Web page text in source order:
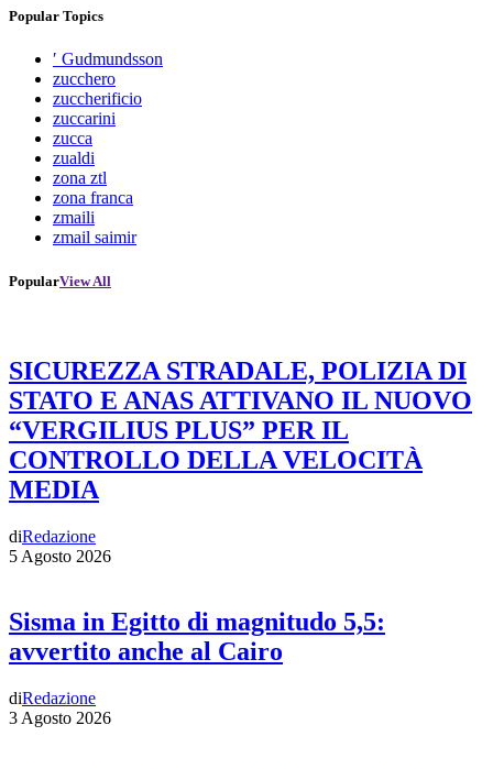
Popular Topics
′ Gudmundsson
zucchero
zuccherificio
zuccarini
zucca
zualdi
zona ztl
zona franca
zmaili
zmail saimir
PopularView All
SICUREZZA STRADALE, POLIZIA DI
STATO E ANAS ATTIVANO IL NUOVO
“VERGILIUS PLUS” PER IL
CONTROLLO DELLA VELOCITÀ
MEDIA
diRedazione
5 Agosto 2026
Sisma in Egitto di magnitudo 5,5:
avvertito anche al Cairo
diRedazione
3 Agosto 2026